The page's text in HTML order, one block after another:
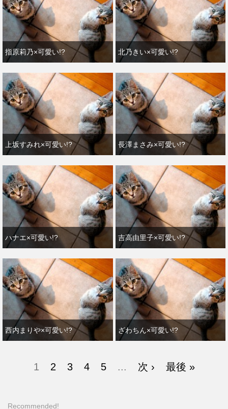
指原莉乃×可愛い!? 北乃きい×可愛い!?
上坂すみれ×可愛い!? 長澤まさみ×可愛い!?
ハナエ×可愛い!? 吉高由里子×可愛い!?
西内まりや×可愛い!? ざわちん×可愛い!?
1 2 3 4 5 ... 次 › 最後 »
Recommended!